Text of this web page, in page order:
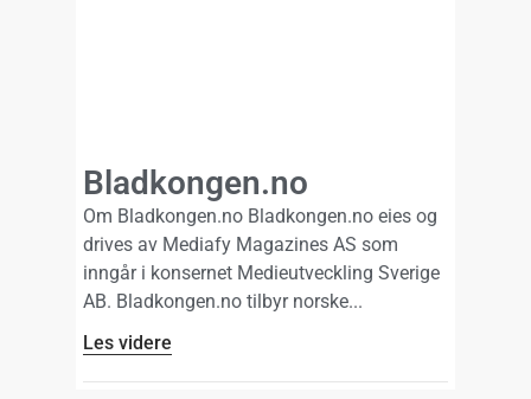
Bladkongen.no
Om Bladkongen.no Bladkongen.no eies og
drives av Mediafy Magazines AS som
inngår i konsernet Medieutveckling Sverige
AB. Bladkongen.no tilbyr norske
Les videre